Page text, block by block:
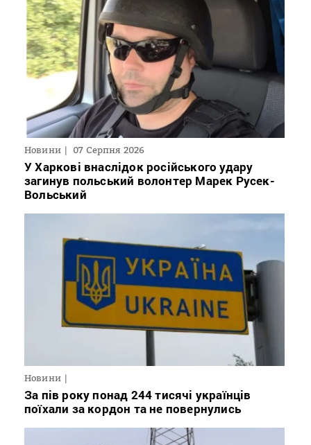
Новини 07 Серпня 2026
У Харкові внаслідок російського удару
загинув польський волонтер Марек Русек-
Вольський
Новини
За пів року понад 244 тисячі українців
поїхали за кордон та не повернулись